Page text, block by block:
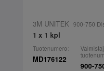
3M UNITEK| 900-750
1 x 1 kpl
Tuotenumero:
MD176122
900-